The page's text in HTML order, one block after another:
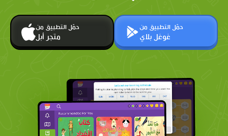
حمّل التطبيق من
متجر أبل
حمّل التطبيق من
غوغل بلاي